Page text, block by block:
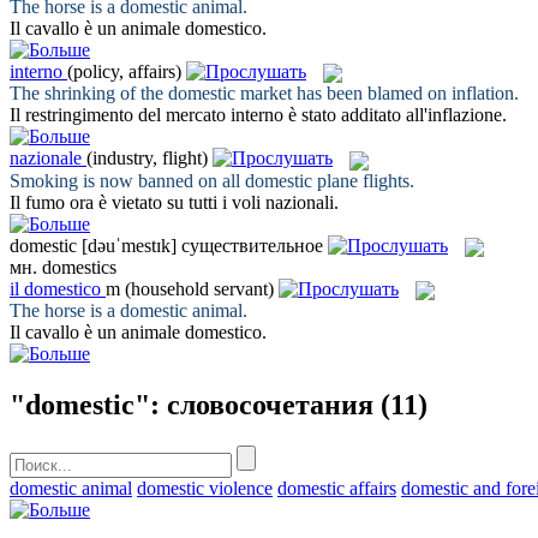
The horse is a domestic animal.
Il cavallo è un animale domestico.
interno (policy, affairs)
The shrinking of the domestic market has been blamed on inflation.
Il restringimento del mercato interno è stato additato all'inflazione.
nazionale (industry, flight)
Smoking is now banned on all domestic plane flights.
Il fumo ora è vietato su tutti i voli nazionali.
domestic [dəuˈmestɪk] существительное
мн. domestics
il domestico m (household servant)
The horse is a domestic animal.
Il cavallo è un animale domestico.
"domestic": словосочетания (11)
domestic animal domestic violence domestic affairs domestic and